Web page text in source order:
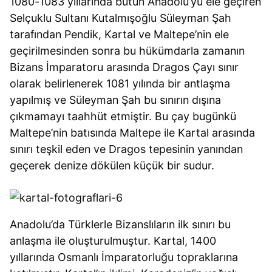
Selçuklu Sultanı Kutalmışoğlu Süleyman Şah
tarafından Pendik, Kartal ve Maltepe’nin ele
geçirilmesinden sonra bu hükümdarla zamanın
Bizans İmparatoru arasında Dragos Çayı sınır
olarak belirlenerek 1081 yılında bir antlaşma
yapılmış ve Süleyman Şah bu sınırın dışına
çıkmamayı taahhüt etmiştir. Bu çay bugünkü
Maltepe’nin batısında Maltepe ile Kartal arasında
sınırı teşkil eden ve Dragos tepesinin yanından
geçerek denize dökülen küçük bir sudur.
Anadolu’da Türklerle Bizanslıların ilk sınırı bu
anlaşma ile oluşturulmuştur. Kartal, 1400
yıllarında Osmanlı İmparatorluğu topraklarına